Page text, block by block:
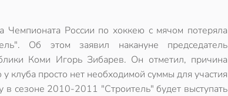
Чемпионата России по хоккею с мячом потеряла
Об этом заявил накануне председатель
Коми Игорь Зибарев. Он отметил, причина
клуба просто нет необходимой суммы для участия
в сезоне 2010-2011 "Строитель" будет выступать